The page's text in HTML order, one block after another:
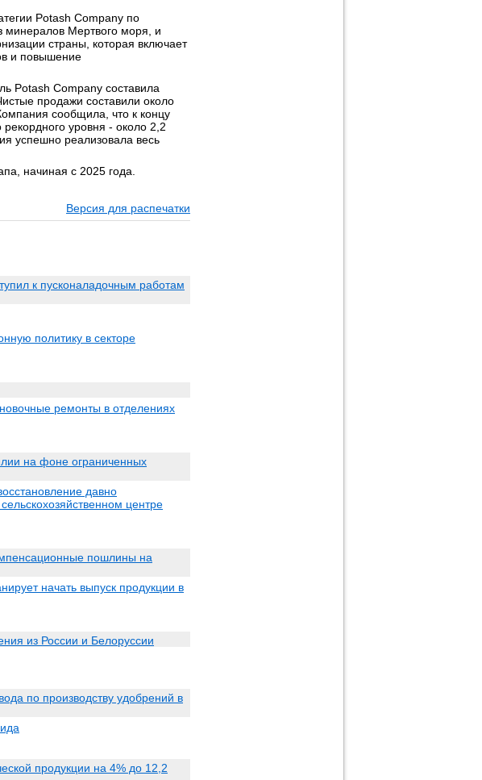
Potash Company по
минералов Мертвого моря, и
страны, которая включает
и повышение
Potash Company составила
продажи составили около
сообщила, что к концу
уровня - около 2,2
успешно реализовала весь
начиная с 2025 года.
Версия для распечатки
к пусконаладочным работам
политику в секторе
ремонты в отделениях
на фоне ограниченных
давно
центре
пошлины на
начать выпуск продукции в
из России и Белоруссии
по производству удобрений в
продукции на 4% до 12,2